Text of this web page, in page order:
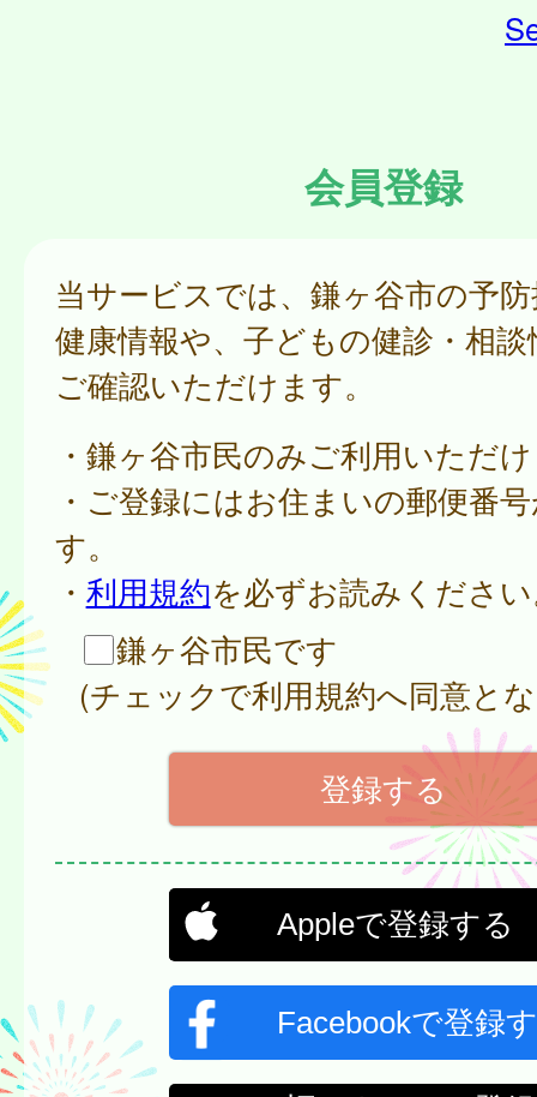
会員登録
当サービスでは、鎌ヶ谷市の予
健康情報や、子どもの健診・相
ご確認いただけます。
・鎌ヶ谷市民のみご利用いただ
・ご登録にはお住まいの郵便番
す。
・ 利用規約を必ずお読みくださ
鎌ヶ谷市民です
(チェックで利用規約へ同意と
Appleで登録する
Facebookで登録